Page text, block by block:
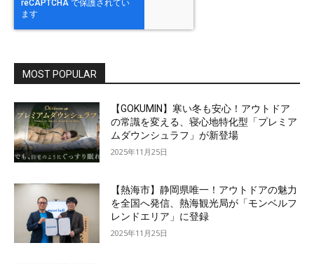
MOST POPULAR
【GOKUMIN】寒い冬も安心！アウトドア
の常識を変える、寝心地特化型「プレミア
ムダウンシュラフ」が新登場
2025年11月25日
【熱海市】静岡県唯一！アウトドアの魅力
を全国へ発信、熱海観光局が「モンベルフ
レンドエリア」に登録
2025年11月25日